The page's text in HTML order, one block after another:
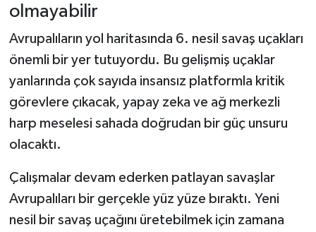
olmayabilir
Avrupalıların yol haritasında 6. nesil savaş uçakları
önemli bir yer tutuyordu. Bu gelişmiş uçaklar
yanlarında çok sayıda insansız platformla kritik
görevlere çıkacak, yapay zeka ve ağ merkezli
harp meselesi sahada doğrudan bir güç unsuru
olacaktı.
Çalışmalar devam ederken patlayan savaşlar
Avrupalıları bir gerçekle yüz yüze bıraktı. Yeni
nesil bir savaş uçağını üretebilmek için zamana